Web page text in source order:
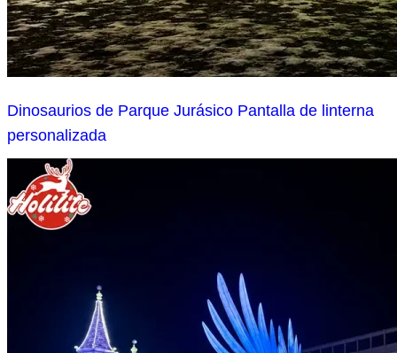
Dinosaurios de Parque Jurásico Pantalla de linterna
personalizada